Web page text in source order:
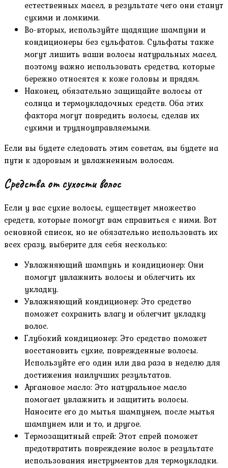
естественных масел, в результате чего они станут
сухими и ломкими.
Во-вторых, используйте щадящие шампуни и
кондиционеры без сульфатов. Сульфаты также
могут лишить ваши волосы натуральных масел,
поэтому важно использовать средства, которые
бережно относятся к коже головы и прядям.
Наконец, обязательно защищайте волосы от
солнца и термоукладочных средств. Оба этих
фактора могут повредить волосы, сделав их
сухими и трудноуправляемыми.
Если вы будете следовать этим советам, вы будете на
пути к здоровым и увлажненным волосам.
Средства от сухости волос
Если у вас сухие волосы, существует множество
средств, которые помогут вам справиться с ними. Вот
основной список, но не обязательно использовать их
всех сразу, выберите для себя несколько:
Увлажняющий шампунь и кондиционер: Они
помогут увлажнить волосы и облегчить их
укладку.
Увлажняющий кондиционер: Это средство
поможет сохранить влагу и облегчит укладку
волос.
Глубокий кондиционер: Это средство поможет
восстановить сухие, поврежденные волосы.
Используйте его один или два раза в неделю для
достижения наилучших результатов.
Аргановое масло: Это натуральное масло
помогает увлажнить и защитить волосы.
Наносите его до мытья шампунем, после мытья
шампунем или и то, и другое.
Термозащитный спрей: Этот спрей поможет
предотвратить повреждение волос в результате
использования инструментов для термоукладки.